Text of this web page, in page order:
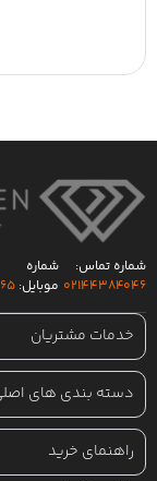
شماره تماس:
۰۲۱۴۴۳۸۴۰۴۶
شماره
موبایل:
خدمات مشتریان
دسته بندی های
راهنمای خرید